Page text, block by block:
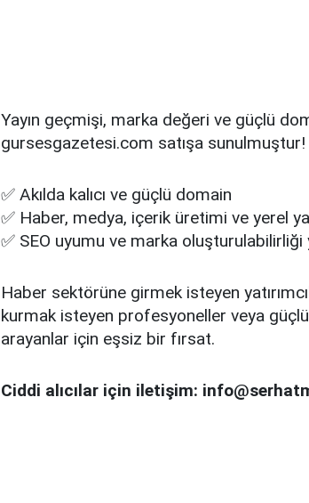
Yayın geçmişi, marka değeri ve güçlü
gursesgazetesi.com satışa sunulmuştur!
✅ Akılda kalıcı ve güçlü domain
✅ Haber, medya, içerik üretimi ve yerel
✅ SEO uyumu ve marka oluşturulabilirliği
Haber sektörüne girmek isteyen
kurmak isteyen profesyoneller veya
arayanlar için eşsiz bir fırsat.
Ciddi alıcılar için iletişim: